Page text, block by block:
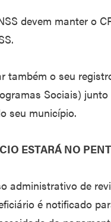
devem manter o
também o seu
Sociais)
seu município.
ESTARÁ NO
administrativo de
é notificado